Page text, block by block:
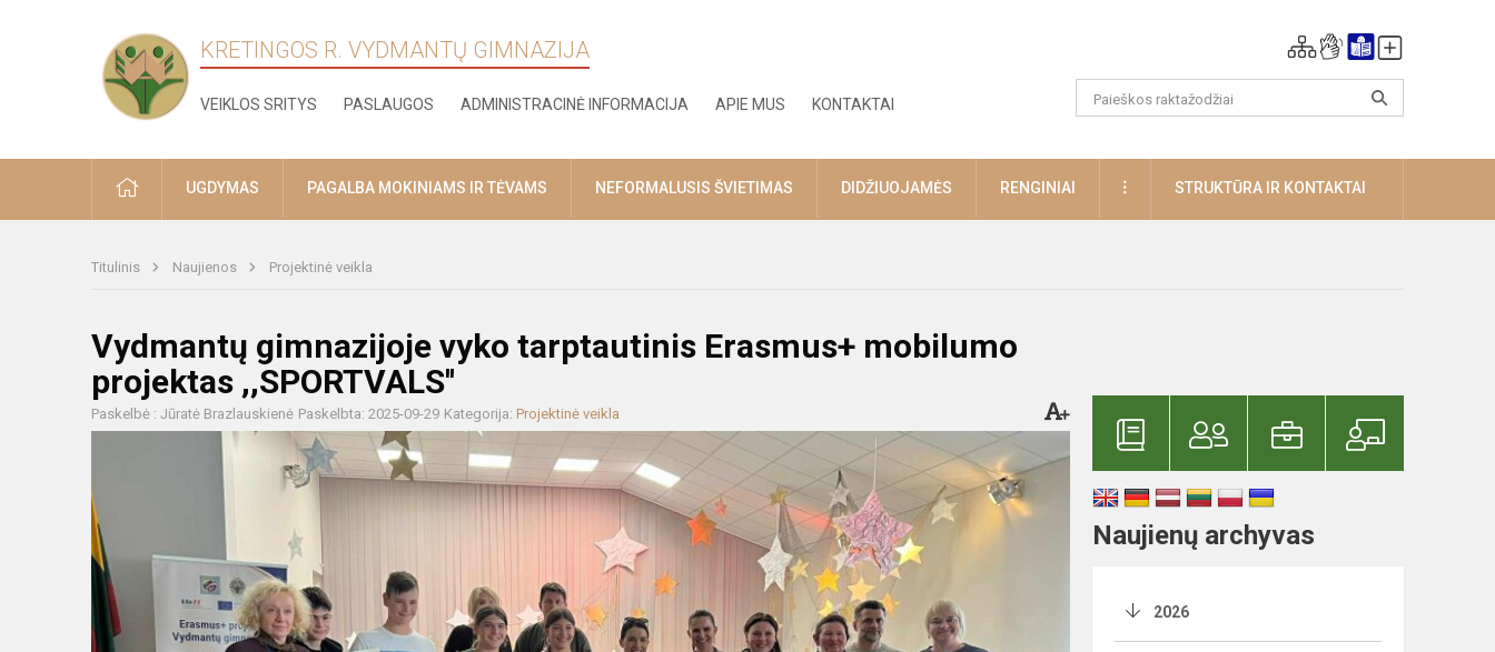
KRETINGOS R. VYDMANTŲ GIMNAZIJA
VEIKLOS SRITYS PASLAUGOS ADMINISTRACINĖ INFORMACIJA APIE MUS KONTAKTAI
PRADŽIAUGDYMAS PAGALBA MOKINIAMS IR TĖVAMS NEFORMALUSIS ŠVIETIMAS DIDŽIUOJAMĖS RENGINIAI DAUGIAUSTRUKTŪRA IR KONTAKTAI
Titulinis Naujienos Projektinė veikla
Vydmantų gimnazijoje vyko tarptautinis Erasmus+ mobilumo
projektas ,,SPORTVALS''
Paskelbė : Jūratė Brazlauskienė Paskelbta: 2025-09-29 Kategorija: Projektinė veikla
Naujienų archyvas
2026